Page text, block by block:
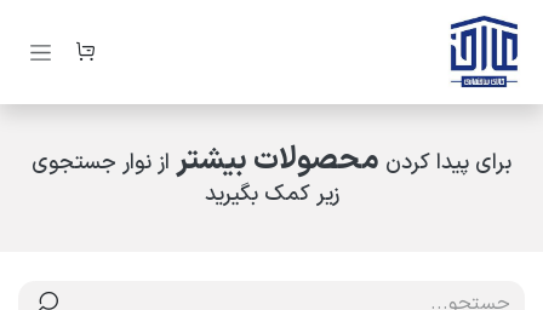
صرف نظر و مشاهده محتوا
برای پیدا کردن محصولات بیشتر از نوار جستجوی
زیر کمک بگیرید